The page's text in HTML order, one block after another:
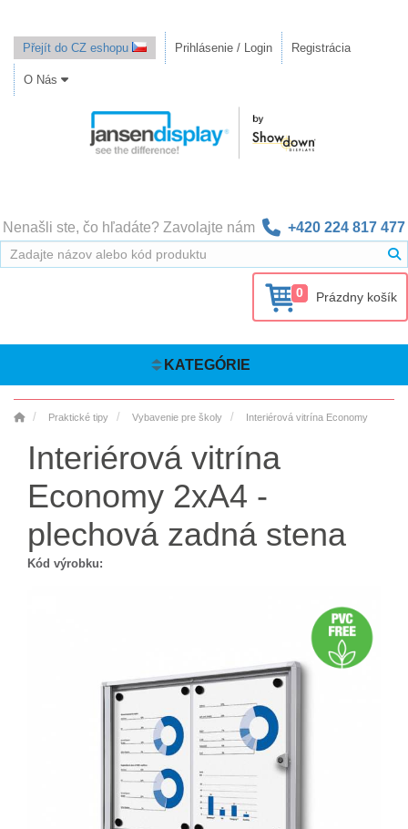
Přejít do CZ eshopu Prihlásenie / Login Registrácia
O Nás
Nenašli ste, čo hľadáte? Zavolajte nám +420 224 817 477
0 Prázdny košík
KATEGÓRIE
Praktické tipy Vybavenie pre školy Interiérová vitrína Economy
Interiérová vitrína
Economy 2xA4 -
plechová zadná stena
Kód výrobku: